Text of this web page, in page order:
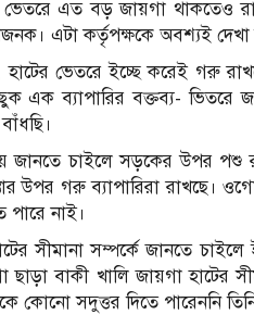
ভেতরে এত বড় জায়গা থাকতেও
এটা কর্তৃপক্ষকে অবশ্যই
হাটের ভেতরে ইচ্ছে করেই গরু
এক ব্যাপারির বক্তব্য-
জানতে চাইলে সড়কের উপর পশু
উপর গরু ব্যাপারিরা রাখছে।
নাই।
সীমানা সম্পর্কে জানতে
ছাড়া বাকী খালি জায়গা
কোনো সদুত্তর দিতে পারেননি